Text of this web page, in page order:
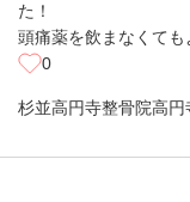
た！
頭痛薬を飲まなくても
0
杉並高円寺整骨院高円